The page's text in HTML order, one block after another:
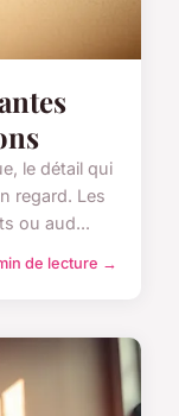
le détail qui
regard. Les
ou aud...
de lecture →